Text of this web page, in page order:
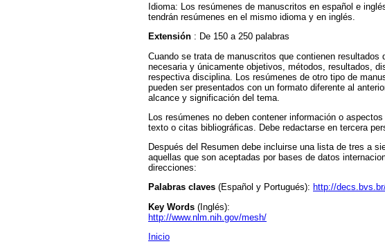
Idioma: Los resúmenes de manuscritos en español e
tendrán resúmenes en el mismo idioma y en inglés.
Extensión : De 150 a 250 palabras
Cuando se trata de manuscritos que contienen
necesaria y únicamente objetivos, métodos, resultados,
respectiva disciplina. Los resúmenes de otro tipo de
pueden ser presentados con un formato diferente al
alcance y significación del tema.
Los resúmenes no deben contener información o
texto o citas bibliográficas. Debe redactarse en tercera
Después del Resumen debe incluirse una lista de tres a
aquellas que son aceptadas por bases de datos
direcciones:
Palabras claves (Español y Portugués): http://
Key Words (Inglés):
http://www.nlm.nih.gov/mesh/
Inicio